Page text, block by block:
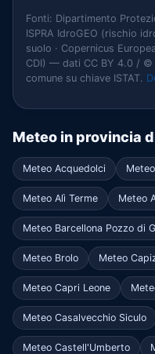
Fonti: Dipartimento
ISPRA IdroGEO (rischio
suolo · Copernicus
CDI) — dati CC BY 4.0 / ©
comune su chiave ISTAT.
Meteo in provincia
Meteo Acquedolci
Meteo Alì Terme Meteo
Meteo Barcellona Pozzo di
Meteo Brolo Meteo
Meteo Capri Leone
Meteo Casalvecchio Siculo
Meteo Castell'Umberto